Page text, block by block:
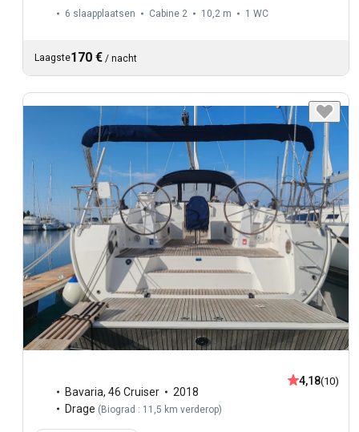
6 slaapplaatsen Cabine 2 10,2 m 1 WC
Laagste170 € / nacht
Bavaria, 46 Cruiser
2018
Drage (Biograd : 11,5 km verderop)
4,18(10)